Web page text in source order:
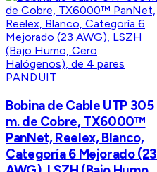
PANDUIT
Bobina de Cable UTP 305
m. de Cobre, TX6000™
PanNet, Reelex, Blanco,
Categoría 6 Mejorado (23